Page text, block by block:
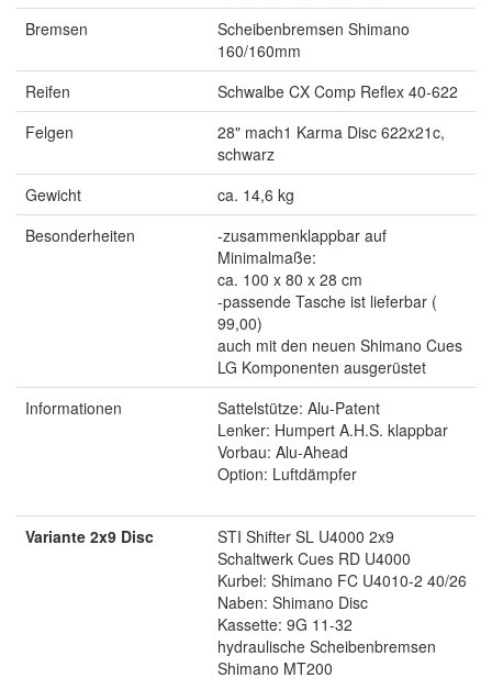
Bremsen
Scheibenbremsen Shimano
160/160mm
Reifen
Schwalbe CX Comp Reflex 40-622
Felgen
28" mach1 Karma Disc 622x21c,
schwarz
Gewicht
ca. 14,6 kg
Besonderheiten
-zusammenklappbar auf
Minimalmaße:
ca. 100 x 80 x 28 cm
-passende Tasche ist lieferbar (
99,00)
auch mit den neuen Shimano Cues
LG Komponenten ausgerüstet
Informationen
Sattelstütze: Alu-Patent
Lenker: Humpert A.H.S. klappbar
Vorbau: Alu-Ahead
Option: Luftdämpfer
Variante 2x9 Disc
STI Shifter SL U4000 2x9
Schaltwerk Cues RD U4000
Kurbel: Shimano FC U4010-2 40/26
Naben: Shimano Disc
Kassette: 9G 11-32
hydraulische Scheibenbremsen
Shimano MT200